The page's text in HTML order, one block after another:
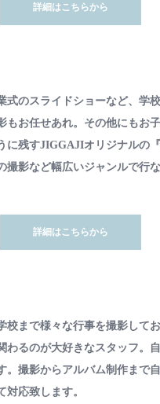
詳細はこちらから
式のスライドショーなど、学
もお任せあれ。その他にもお
に残すJIGGAJIオリジナルの『
撮影など幅広いジャンルで行
詳細はこちらから
校まで様々な行事を撮影してお
わるのが大好きなスタッフ。
。撮影からアルバム制作まで
対応致します。